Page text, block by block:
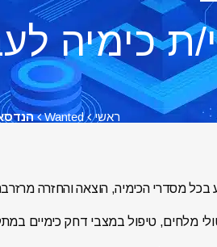
ת כימיה
ראשי Wanted
בכל מסדרי הכימיה, הוצאה והחזרה
מלחים, טיפול במצבי דחק כימיים